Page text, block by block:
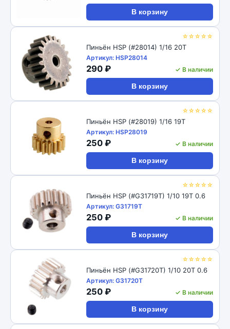
В корзину
☆☆☆☆☆
Пиньён HSP (#28014) 1/16 20T
Артикул: HSP28014
290 ₽ ✓ В наличии
В корзину
☆☆☆☆☆
Пиньён HSP (#28019) 1/16 19T
Артикул: HSP28019
250 ₽ ✓ В наличии
В корзину
☆☆☆☆☆
Пиньён HSP (#G31719T) 1/10 19T 0.6
Артикул: G31719T
250 ₽ ✓ В наличии
В корзину
☆☆☆☆☆
Пиньён HSP (#G31720T) 1/10 20T 0.6
Артикул: G31720T
250 ₽ ✓ В наличии
В корзину